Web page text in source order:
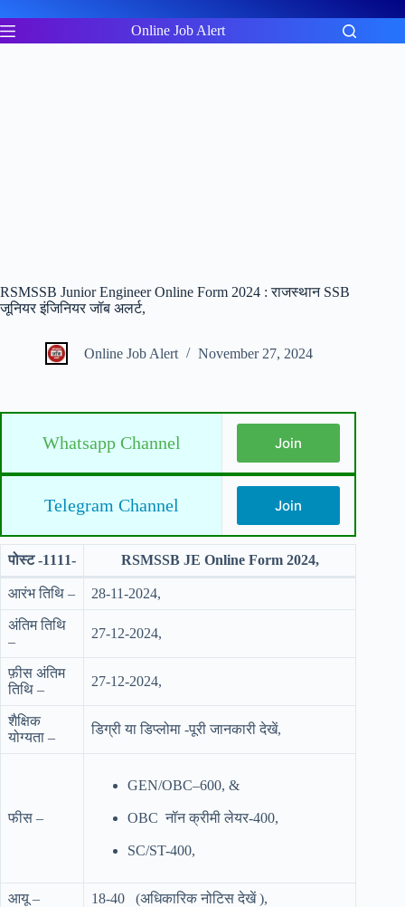
to
content
Online Job Alert
RSMSSB Junior Engineer Online Form 2024 : राजस्थान SSB
जूनियर इंजिनियर जॉब अलर्ट,
Online Job Alert November 27, 2024
Whatsapp Channel Join
Telegram Channel Join
पोस्ट -1111- RSMSSB JE Online Form 2024,
आरंभ तिथि – 28-11-2024,
अंतिम तिथि
–
27-12-2024,
फ़ीस अंतिम
तिथि –
27-12-2024,
शैक्षिक
योग्यता –
डिग्री या डिप्लोमा -पूरी जानकारी देखें,
फीस –
GEN/OBC–600, &
OBC नॉन क्रीमी लेयर-400,
SC/ST-400,
आयू – 18-40 (अधिकारिक नोटिस देखें ),